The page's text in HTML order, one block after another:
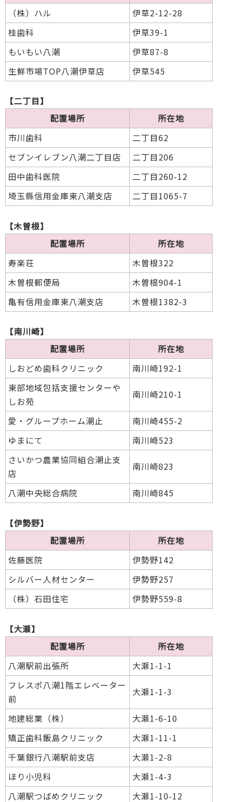
（株）ハル
伊草2-12-28
桂歯科
伊草39-1
もいもい八潮
伊草87-8
生鮮市場TOP八潮伊草店
伊草545
【二丁目】
配置場所
所在地
市川歯科
二丁目62
セブンイレブン八潮二丁目店
二丁目206
田中歯科医院
二丁目260-12
埼玉縣信用金庫東八潮支店
二丁目1065-7
【木曽根】
配置場所
所在地
寿楽荘
木曽根322
木曽根郵便局
木曽根904-1
亀有信用金庫東八潮支店
木曽根1382-3
【南川崎】
配置場所
所在地
しおどめ歯科クリニック
南川崎192-1
東部地域包括支援センターや
しお苑
南川崎210-1
愛・グループホーム潮止
南川崎455-2
ゆまにて
南川崎523
さいかつ農業協同組合潮止支
店
南川崎823
八潮中央総合病院 南川崎845
【伊勢野】
配置場所
所在地
佐藤医院
伊勢野142
シルバー人材センター
伊勢野257
（株）石田住宅
伊勢野559-8
【大瀬】
配置場所
所在地
八潮駅前出張所
大瀬1-1-1
フレスポ八潮1階エレベーター
前
大瀬1-1-3
地建総業（株）
大瀬1-6-10
矯正歯科飯島クリニック
大瀬1-11-1
千葉銀行八潮駅前支店
大瀬1-2-8
ほり小児科
大瀬1-4-3
八潮駅つばめクリニック
大瀬1-10-12